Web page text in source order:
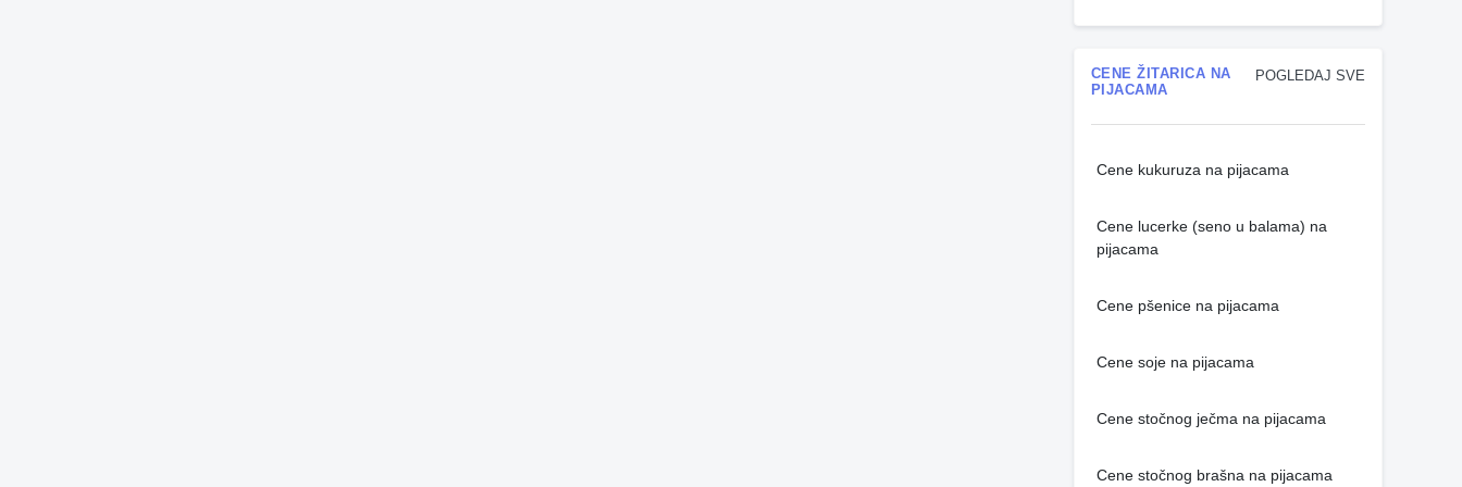
POGLEDAJ SVE
CENE ŽITARICA NA
PIJACAMA
Cene kukuruza na pijacama
Cene lucerke (seno u balama) na
pijacama
Cene pšenice na pijacama
Cene soje na pijacama
Cene stočnog ječma na pijacama
Cene stočnog brašna na pijacama